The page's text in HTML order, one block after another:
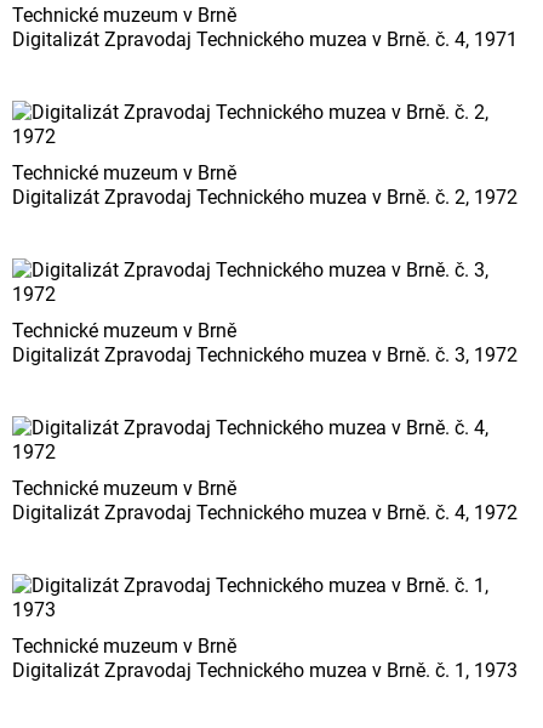
Technické muzeum v Brně
Digitalizát Zpravodaj Technického muzea v Brně. č. 4, 1971
Technické muzeum v Brně
Digitalizát Zpravodaj Technického muzea v Brně. č. 2, 1972
Technické muzeum v Brně
Digitalizát Zpravodaj Technického muzea v Brně. č. 3, 1972
Technické muzeum v Brně
Digitalizát Zpravodaj Technického muzea v Brně. č. 4, 1972
Technické muzeum v Brně
Digitalizát Zpravodaj Technického muzea v Brně. č. 1, 1973